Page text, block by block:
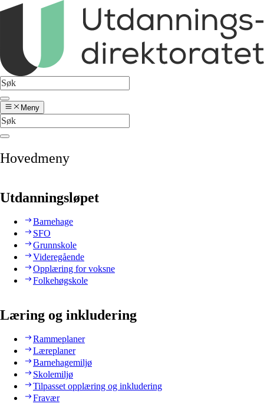
Meny
Hovedmeny
Utdanningsløpet
Barnehage
SFO
Grunnskole
Videregående
Opplæring for voksne
Folkehøgskole
Læring og inkludering
Rammeplaner
Læreplaner
Barnehagemiljø
Skolemiljø
Tilpasset opplæring og inkludering
Fravær